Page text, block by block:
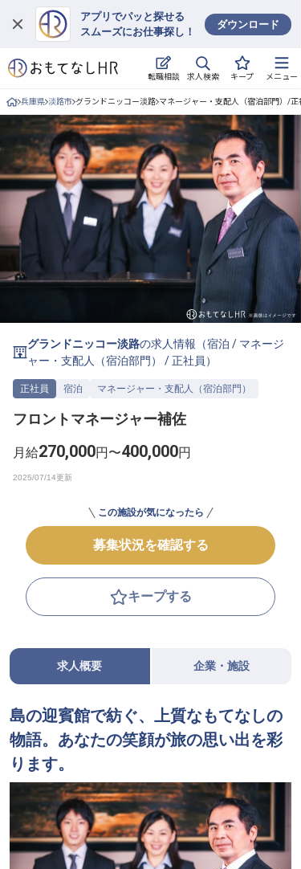
アプリでパッと探せる
スムーズにお仕事探し！
ダウンロード
転職相談 求人検索 キープ メニュー
ログイン
求人・施設を探す
キープした求人
就職・転職 合同説明会
おもてなしHRについて
ご利用の流れ
よくある質問
ホテル・宿泊業界情報コラム
無料 転職サポートに申し込む
採用をお考えの企業様へ
兵庫県 淡路市 グランドニッコー淡路 マネージャー・支配人（宿泊部門）/正
グランドニッコー淡路の求人情報（宿泊 / マネージ
ャー・支配人（宿泊部門）
/正社員 ）
正社員 宿泊 マネージャー・支配人（宿泊部門）
フロントマネージャー補佐
月給270,000円〜400,000円
この施設が気になったら
募集状況を確認する
キープする
求人概要 企業・施設
島の迎賓館で紡ぐ、上質なもてなしの
物語。あなたの笑顔が旅の思い出を彩
ります。